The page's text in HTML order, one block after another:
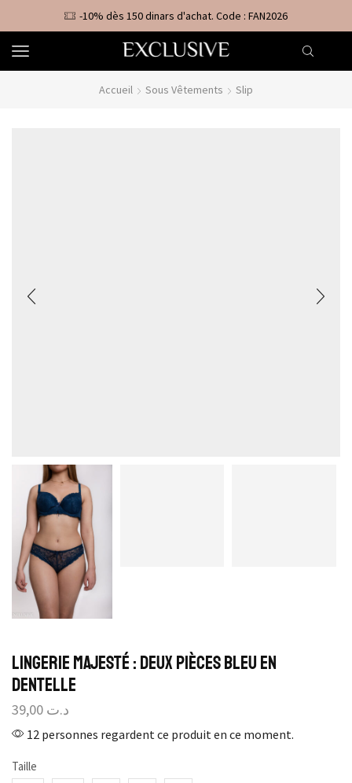
-10% dès 150 dinars d'achat. Code : FAN2026
Accueil Sous Vêtements Slip
Lingerie Majesté : Deux pièces bleu en
dentelle
د.ت
12 personnes regardent ce produit en ce moment.
Taille